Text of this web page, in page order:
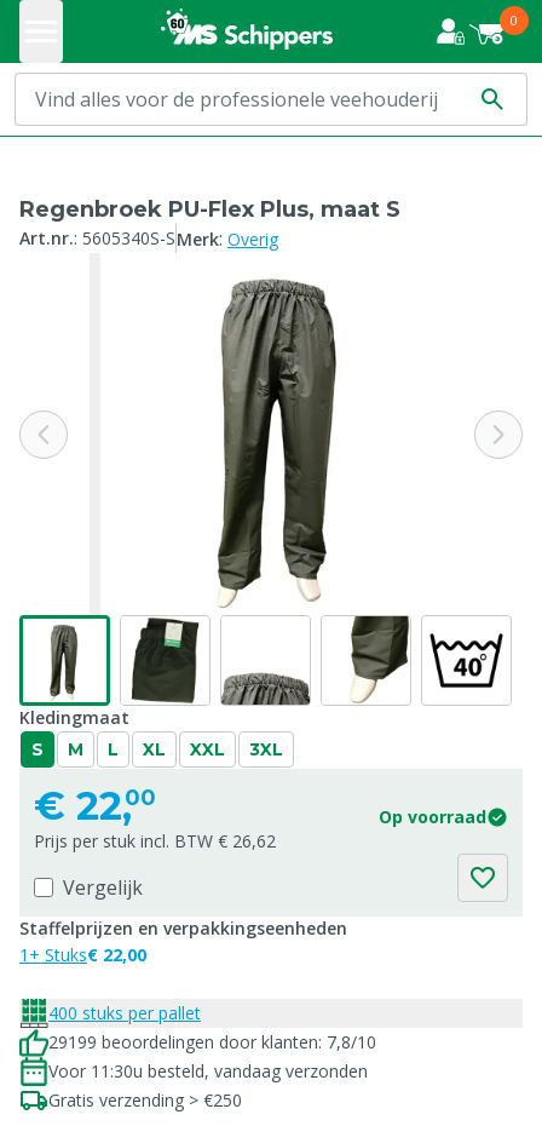
0
Regenbroek PU-Flex Plus, maat S
Art.nr.: 5605340S-SMerk: Overig
Kledingmaat
S M L XL XXL 3XL
€ 22,00
Op voorraad
Prijs per stuk incl. BTW € 26,62
Vergelijk
Staffelprijzen en verpakkingseenheden
1+ Stuks€ 22,00
400 stuks per pallet
29199 beoordelingen door klanten: 7,8/10
Voor 11:30u besteld, vandaag verzonden
Gratis verzending > €250